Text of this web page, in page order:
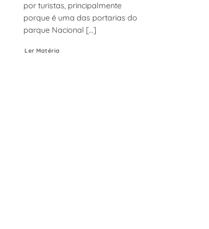
por turistas, principalmente
porque é uma das portarias do
parque Nacional [...]
Ler Matéria